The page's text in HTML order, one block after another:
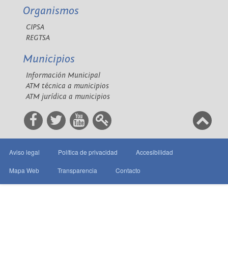
Organismos
CIPSA
REGTSA
Municipios
Información Municipal
ATM técnica a municipios
ATM jurídica a municipios
Aviso legal Política de privacidad Accesibilidad
Mapa Web Transparencia Contacto